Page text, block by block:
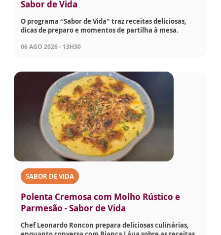
Sabor de Vida
O programa “Sabor de Vida” traz receitas deliciosas,
dicas de preparo e momentos de partilha à mesa.
06 AGO 2026 - 13H30
SABOR DE VIDA
Polenta Cremosa com Molho Rústico e
Parmesão - Sabor de Vida
Chef Leonardo Roncon prepara deliciosas culinárias,